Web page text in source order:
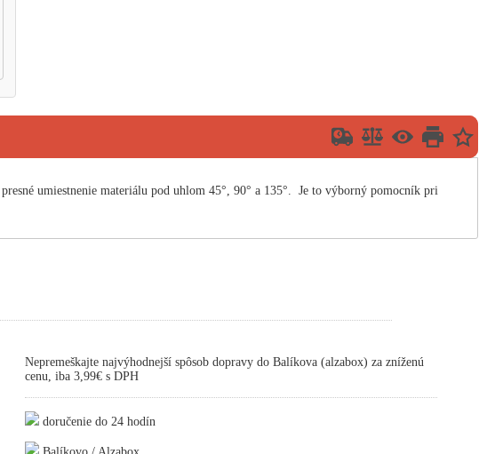
umiestnenie materiálu pod uhlom 45°, 90° a 135°. Je to výborný pomocník pri
Nepremeškajte najvýhodnejší spôsob dopravy do Balíkova (alzabox) za zníženú
cenu, iba 3,99€ s DPH
doručenie do 24 hodín